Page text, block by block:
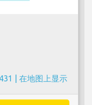
| 在地图上显示